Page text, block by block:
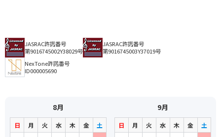
JASRAC許諾番号
第9016745002Y38029号
JASRAC許諾番号
第9016745003Y37019号
NexTone許諾番号
ID000005690
8月
日 月 火 水 木 金
土
9月
日 月 火 水 木 金
土